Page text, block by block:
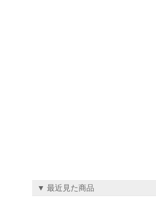
▼ 最近見た商品